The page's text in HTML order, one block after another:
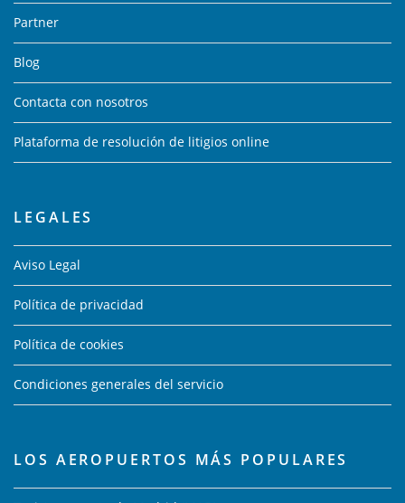
Partner
Blog
Contacta con nosotros
Plataforma de resolución de litigios online
LEGALES
Aviso Legal
Política de privacidad
Política de cookies
Condiciones generales del servicio
LOS AEROPUERTOS MÁS POPULARES